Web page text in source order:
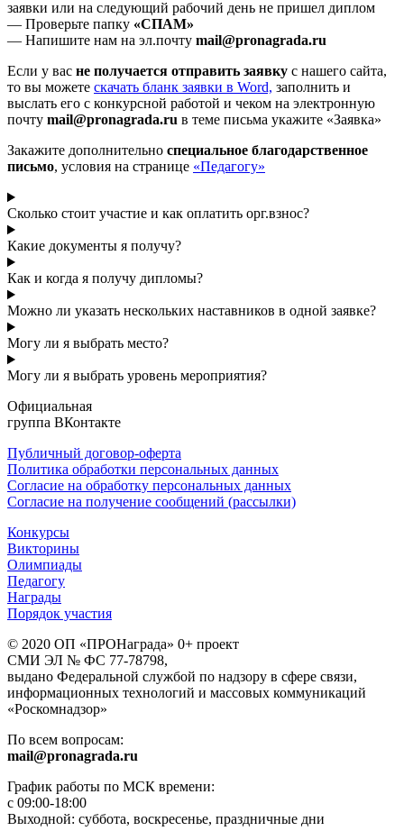
заявки или на следующий рабочий день не пришел диплом
— Проверьте папку «СПАМ»
— Напишите нам на эл.почту mail@pronagrada.ru
Если у вас не получается отправить заявку с нашего сайта,
то вы можете cкачать бланк заявки в Word, заполнить и
выслать его с конкурсной работой и чеком на электронную
почту mail@pronagrada.ru в теме письма укажите «Заявка»
Закажите дополнительно специальное благодарственное
письмо, условия на странице «Педагогу»
Сколько стоит участие и как оплатить орг.взнос?
Какие документы я получу?
Как и когда я получу дипломы?
Можно ли указать нескольких наставников в одной заявке?
Могу ли я выбрать место?
Могу ли я выбрать уровень мероприятия?
Официальная
группа ВКонтакте
Публичный договор-оферта
Политика обработки персональных данных
Согласие на обработку персональных данных
Согласие на получение сообщений (рассылки)
Конкурсы
Викторины
Олимпиады
Педагогу
Награды
Порядок участия
© 2020 ОП «ПРОНаграда» 0+ проект
СМИ ЭЛ № ФС 77-78798,
выдано Федеральной службой по надзору в сфере связи,
информационных технологий и массовых коммуникаций
«Роскомнадзор»
По всем вопросам:
mail@pronagrada.ru
График работы по МСК времени:
с 09:00-18:00
Выходной: суббота, воскресенье, праздничные дни